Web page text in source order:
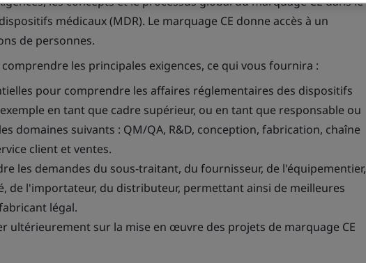
médicaux (MDR). Le marquage CE donne accès à un
de personnes.
les principales exigences, ce qui vous fournira :
pour comprendre les affaires réglementaires des dispositifs
en tant que cadre supérieur, ou en tant que responsable ou
domaines suivants : QM/QA, R&D, conception, fabrication, chaîne
client et ventes.
les demandes du sous-traitant, du fournisseur, de l'équipementier,
de l'importateur, du distributeur, permettant ainsi de meilleures
légal.
ultérieurement sur la mise en œuvre des projets de marquage CE